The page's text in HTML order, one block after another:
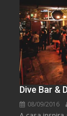
Dive Bar &
08/09/2016